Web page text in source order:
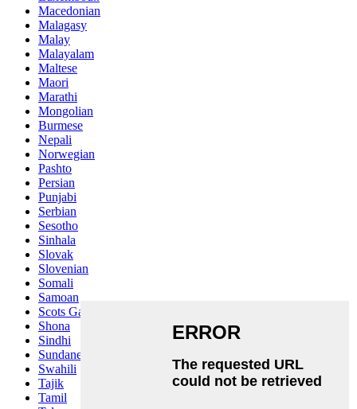
Macedonian
Malagasy
Malay
Malayalam
Maltese
Maori
Marathi
Mongolian
Burmese
Nepali
Norwegian
Pashto
Persian
Punjabi
Serbian
Sesotho
Sinhala
Slovak
Slovenian
Somali
Samoan
Scots Gaelic
Shona
Sindhi
Sundanese
Swahili
Tajik
Tamil